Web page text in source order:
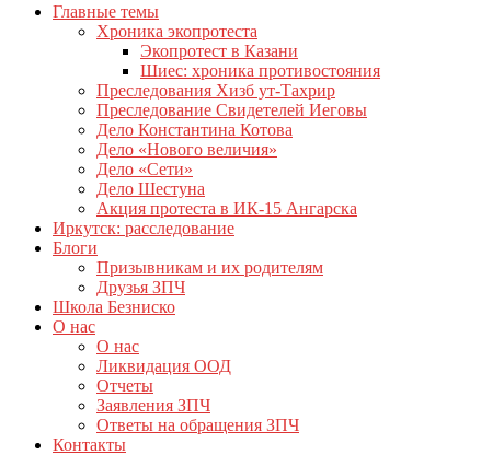
Главные темы
Хроника экопротеста
Экопротест в Казани
Шиес: хроника противостояния
Преследования Хизб ут-Тахрир
Преследование Свидетелей Иеговы
Дело Константина Котова
Дело «Нового величия»
Дело «Сети»
Дело Шестуна
Акция протеста в ИК-15 Ангарска
Иркутск: расследование
Блоги
Призывникам и их родителям
Друзья ЗПЧ
Школа Безниско
О нас
О нас
Ликвидация ООД
Отчеты
Заявления ЗПЧ
Ответы на обращения ЗПЧ
Контакты